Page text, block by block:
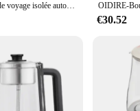
Bouilloire de voyage isolée automatique, bouilloire de conception portable, adaptée à la maison et aux voyages, garçons à ébullition rapide
€30.52